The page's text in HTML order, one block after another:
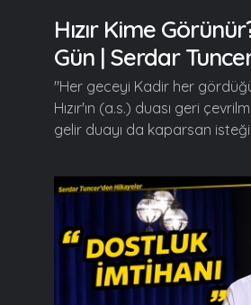
Hızır Kime
Gün | Serdar
"Her geceyi Kadir her
Hızır'ın (a.s.) duası geri
gelir duayı da kaparsan